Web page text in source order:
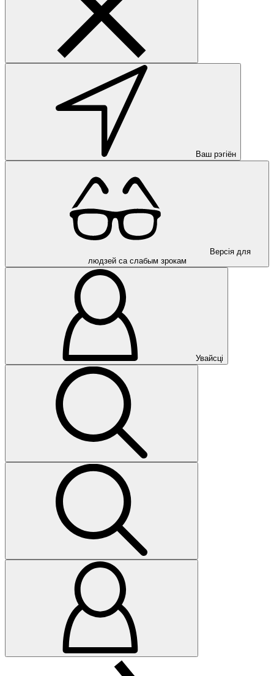
Ваш рэгіён
Версія для
людзей са слабым зрокам
Увайсці